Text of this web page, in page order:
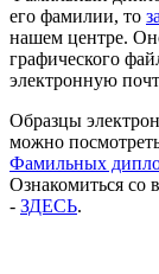
его фамилии, то
нашем центре.
графического
электронную
Образцы
можно
Фамильных
Ознакомиться со
- ЗДЕСЬ.